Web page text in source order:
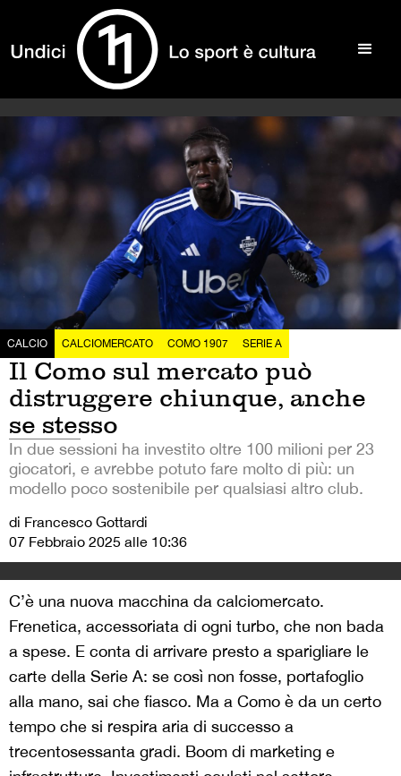
CALCIO CALCIOMERCATO COMO 1907 SERIE A
Il Como sul mercato può
distruggere chiunque, anche
se stesso
In due sessioni ha investito oltre 100 milioni per 23
giocatori, e avrebbe potuto fare molto di più: un
modello poco sostenibile per qualsiasi altro club.
di Francesco Gottardi
07 Febbraio 2025 alle 10:36
C’è una nuova macchina da calciomercato.
Frenetica, accessoriata di ogni turbo, che non bada
a spese. E conta di arrivare presto a sparigliare le
carte della Serie A: se così non fosse, portafoglio
alla mano, sai che fiasco. Ma a Como è da un certo
tempo che si respira aria di successo a
trecentosessanta gradi. Boom di marketing e